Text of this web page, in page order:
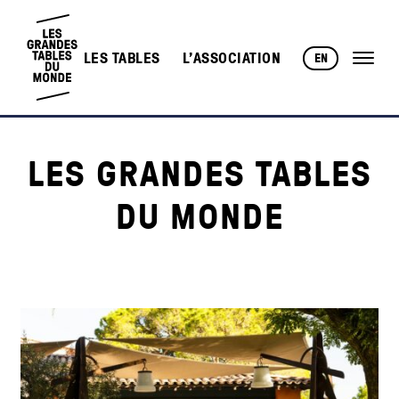
LES TABLES L’ASSOCIATION EN
LES GRANDES TABLES
DU MONDE